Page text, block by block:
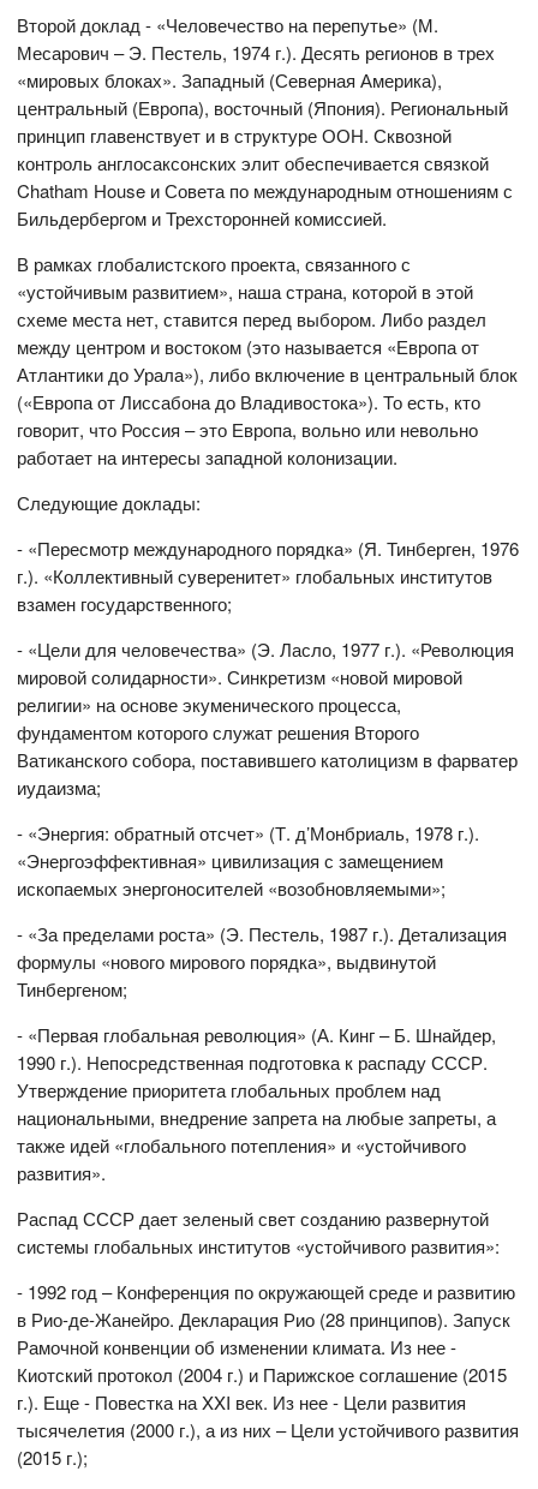
Второй доклад - «Человечество на перепутье» (М.
Месарович – Э. Пестель, 1974 г.). Десять регионов в трех
«мировых блоках». Западный (Северная Америка),
центральный (Европа), восточный (Япония). Региональный
принцип главенствует и в структуре ООН. Сквозной
контроль англосаксонских элит обеспечивается связкой
Chatham House и Совета по международным отношениям с
Бильдербергом и Трехсторонней комиссией.
В рамках глобалистского проекта, связанного с
«устойчивым развитием», наша страна, которой в этой
схеме места нет, ставится перед выбором. Либо раздел
между центром и востоком (это называется «Европа от
Атлантики до Урала»), либо включение в центральный блок
(«Европа от Лиссабона до Владивостока»). То есть, кто
говорит, что Россия – это Европа, вольно или невольно
работает на интересы западной колонизации.
Следующие доклады:
- «Пересмотр международного порядка» (Я. Тинберген, 1976
г.). «Коллективный суверенитет» глобальных институтов
взамен государственного;
- «Цели для человечества» (Э. Ласло, 1977 г.). «Революция
мировой солидарности». Синкретизм «новой мировой
религии» на основе экуменического процесса,
фундаментом которого служат решения Второго
Ватиканского собора, поставившего католицизм в фарватер
иудаизма;
- «Энергия: обратный отсчет» (Т. д’Монбриаль, 1978 г.).
«Энергоэффективная» цивилизация с замещением
ископаемых энергоносителей «возобновляемыми»;
- «За пределами роста» (Э. Пестель, 1987 г.). Детализация
формулы «нового мирового порядка», выдвинутой
Тинбергеном;
- «Первая глобальная революция» (А. Кинг – Б. Шнайдер,
1990 г.). Непосредственная подготовка к распаду СССР.
Утверждение приоритета глобальных проблем над
национальными, внедрение запрета на любые запреты, а
также идей «глобального потепления» и «устойчивого
развития».
Распад СССР дает зеленый свет созданию развернутой
системы глобальных институтов «устойчивого развития»:
- 1992 год – Конференция по окружающей среде и развитию
в Рио-де-Жанейро. Декларация Рио (28 принципов). Запуск
Рамочной конвенции об изменении климата. Из нее -
Киотский протокол (2004 г.) и Парижское соглашение (2015
г.). Еще - Повестка на XXI век. Из нее - Цели развития
тысячелетия (2000 г.), а из них – Цели устойчивого развития
(2015 г.);